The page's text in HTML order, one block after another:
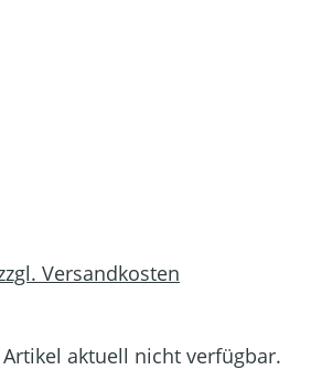
Versandkosten
aktuell nicht verfügbar.